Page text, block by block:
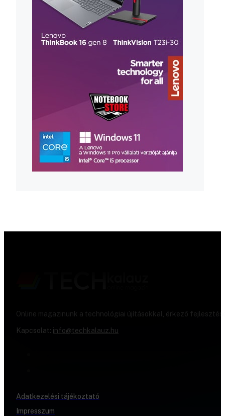
Online magazinunk a technológiai újításokkal, érkező
Kapcsolat: info@techkalauz.hu
Adatkezelési tájékoztató
Impresszum